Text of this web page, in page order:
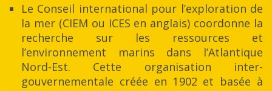
Le Conseil international pour l’exploration de
la mer (CIEM ou ICES en anglais) coordonne la
recherche sur les ressources et
l’environnement marins dans l’Atlantique
Nord-Est. Cette organisation inter-
gouvernementale créée en 1902 et basée à